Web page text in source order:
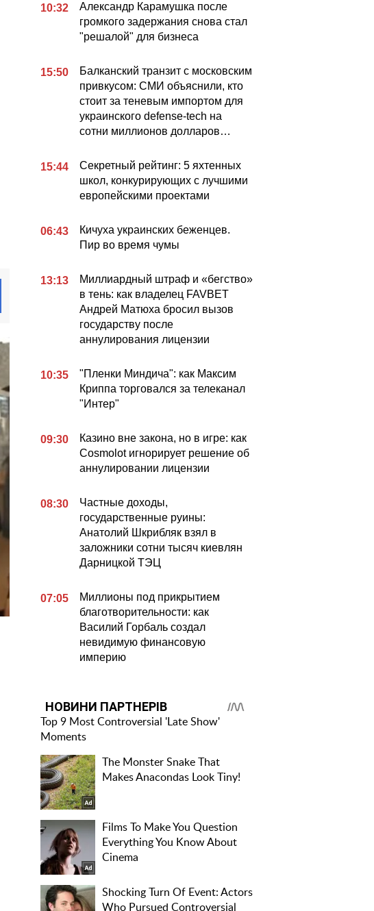
10:32
Александр Карамушка после
громкого задержания снова стал
"решалой" для бизнеса
15:50
Балканский транзит с московским
привкусом: СМИ объяснили, кто
стоит за теневым импортом для
украинского defense-tech на
сотни миллионов долларов…
15:44
Секретный рейтинг: 5 яхтенных
школ, конкурирующих с лучшими
европейскими проектами
06:43
Кичуха украинских беженцев.
Пир во время чумы
13:13
Миллиардный штраф и «бегство»
в тень: как владелец FAVBET
Андрей Матюха бросил вызов
государству после
аннулирования лицензии
10:35
"Пленки Миндича": как Максим
Криппа торговался за телеканал
"Интер"
09:30
Казино вне закона, но в игре: как
Cosmolot игнорирует решение об
аннулировании лицензии
08:30
Частные доходы,
государственные руины:
Анатолий Шкрибляк взял в
заложники сотни тысяч киевлян
Дарницкой ТЭЦ
07:05
Миллионы под прикрытием
благотворительности: как
Василий Горбаль создал
невидимую финансовую
империю